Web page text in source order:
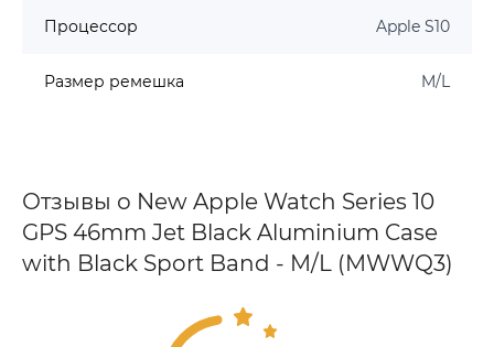
Процессор Apple S10
Размер ремешка M/L
Отзывы о New Apple Watch Series 10
GPS 46mm Jet Black Aluminium Case
with Black Sport Band - M/L (MWWQ3)